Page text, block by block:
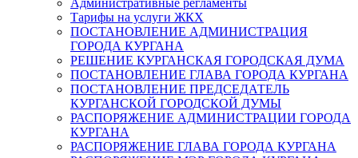
Административные регламенты
Тарифы на услуги ЖКХ
ПОСТАНОВЛЕНИЕ АДМИНИСТРАЦИЯ
ГОРОДА КУРГАНА
РЕШЕНИЕ КУРГАНСКАЯ ГОРОДСКАЯ ДУМА
ПОСТАНОВЛЕНИЕ ГЛАВА ГОРОДА КУРГАНА
ПОСТАНОВЛЕНИЕ ПРЕДСЕДАТЕЛЬ
КУРГАНСКОЙ ГОРОДСКОЙ ДУМЫ
РАСПОРЯЖЕНИЕ АДМИНИСТРАЦИИ ГОРОДА
КУРГАНА
РАСПОРЯЖЕНИЕ ГЛАВА ГОРОДА КУРГАНА